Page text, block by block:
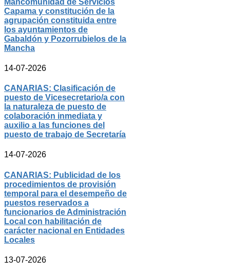
Capama y constitución de la
agrupación constituida entre
los ayuntamientos de
Gabaldón y Pozorrubielos de la
Mancha
14-07-2026
CANARIAS: Clasificación de
puesto de Vicesecretario/a con
la naturaleza de puesto de
colaboración inmediata y
auxilio a las funciones del
puesto de trabajo de Secretaría
14-07-2026
CANARIAS: Publicidad de los
procedimientos de provisión
temporal para el desempeño de
puestos reservados a
funcionarios de Administración
Local con habilitación de
carácter nacional en Entidades
Locales
13-07-2026